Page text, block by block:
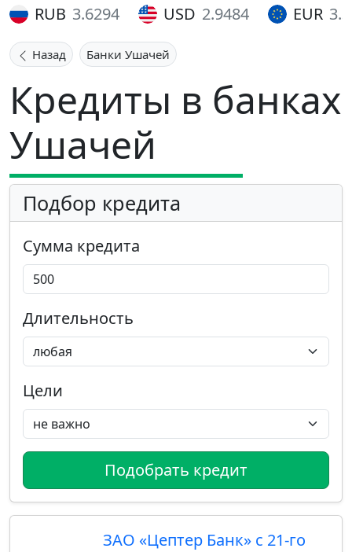
RUB 3.6294 USD 2.9484 EUR
Назад Банки Ушачей
Кредиты в банках
Ушачей
Подбор кредита
Сумма кредита
Длительность
Цели
Подобрать кредит
ЗАО «Цептер Банк» с 21-го